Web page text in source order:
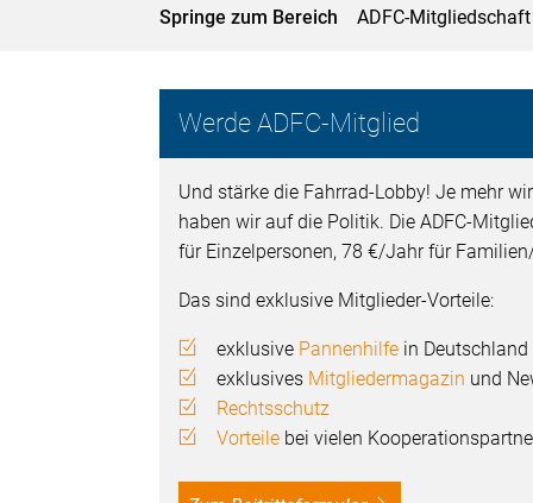
Springe zum Bereich ADFC-Mitgliedschaft
Werde ADFC-Mitglied
Und stärke die Fahrrad-Lobby! Je mehr
haben wir auf die Politik. Die ADFC-
für Einzelpersonen, 78 €/Jahr für
Das sind exklusive Mitglieder-Vorteile:
exklusive Pannenhilfe in Deutschland
exklusives Mitgliedermagazin und
Rechtsschutz
Vorteile bei vielen